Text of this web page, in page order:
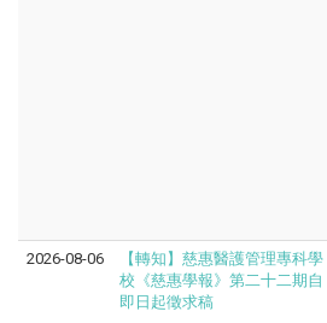
2026-08-06
【轉知】慈惠醫護管理專科學
校《慈惠學報》第二十二期自
即日起徵求稿